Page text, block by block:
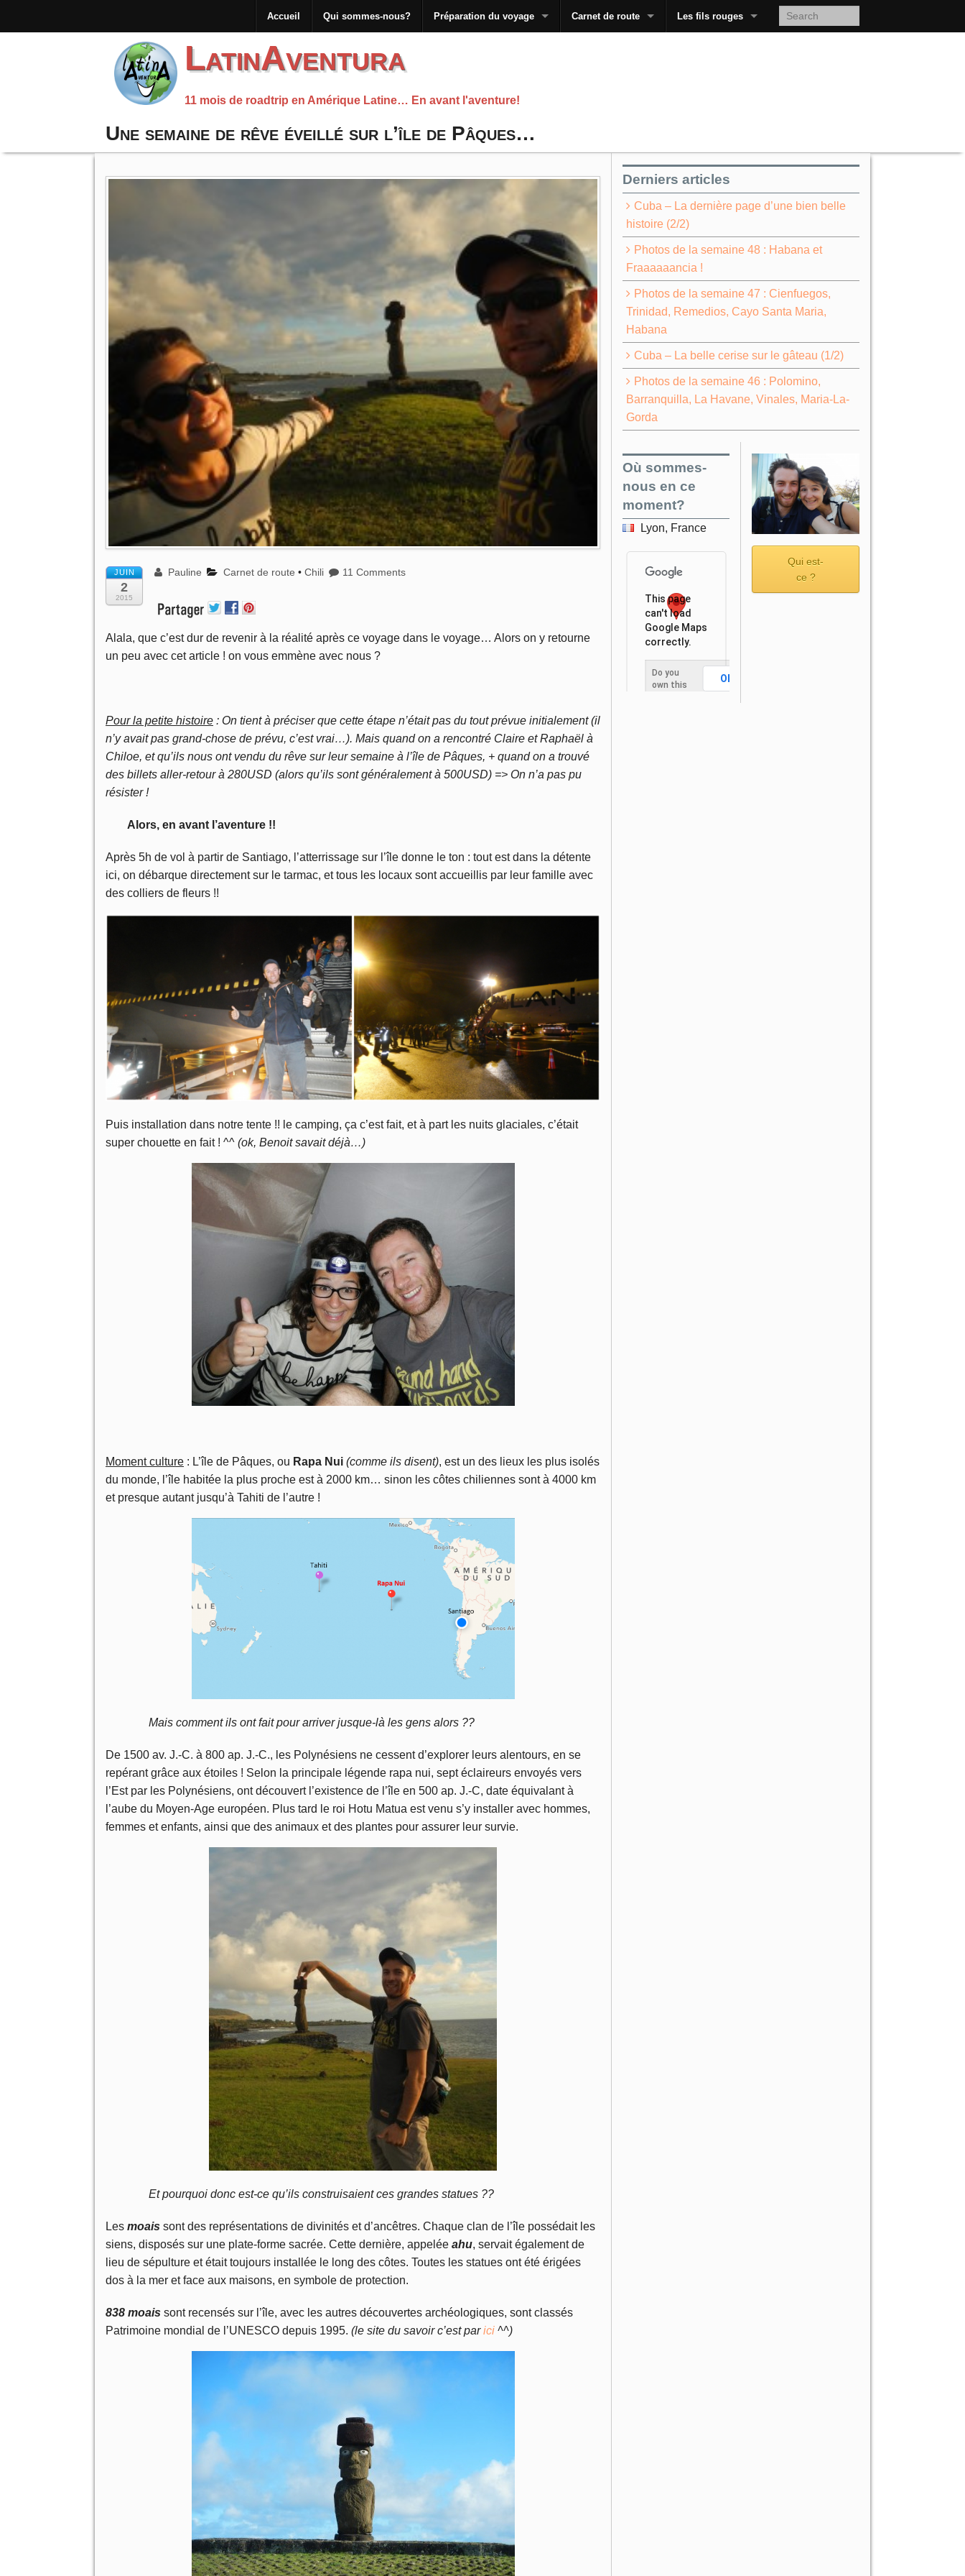
Accueil Qui sommes-nous? Préparation du voyage Carnet de route Les fils rouges
LatinAventura
11 mois de roadtrip en Amérique Latine… En avant l'aventure!
Une semaine de rêve éveillé sur l’île de Pâques…
JUIN
2
2015
Pauline Carnet de route •Chili 11 Comments
Alala, que c’est dur de revenir à la réalité après ce voyage dans le voyage… Alors on y retourne
un peu avec cet article ! on vous emmène avec nous ?
Pour la petite histoire : On tient à préciser que cette étape n’était pas du tout prévue initialement (il
n’y avait pas grand-chose de prévu, c’est vrai…). Mais quand on a rencontré Claire et Raphaël à
Chiloe, et qu’ils nous ont vendu du rêve sur leur semaine à l’île de Pâques, + quand on a trouvé
des billets aller-retour à 280USD (alors qu’ils sont généralement à 500USD) => On n’a pas pu
résister !
Alors, en avant l’aventure !!
Après 5h de vol à partir de Santiago, l’atterrissage sur l’île donne le ton : tout est dans la détente
ici, on débarque directement sur le tarmac, et tous les locaux sont accueillis par leur famille avec
des colliers de fleurs !!
Puis installation dans notre tente !! le camping, ça c’est fait, et à part les nuits glaciales, c’était
super chouette en fait ! ^^ (ok, Benoit savait déjà…)
Moment culture : L’île de Pâques, ou Rapa Nui (comme ils disent), est un des lieux les plus isolés
du monde, l’île habitée la plus proche est à 2000 km… sinon les côtes chiliennes sont à 4000 km
et presque autant jusqu’à Tahiti de l’autre !
Mais comment ils ont fait pour arriver jusque-là les gens alors ??
De 1500 av. J.-C. à 800 ap. J.-C., les Polynésiens ne cessent d’explorer leurs alentours, en se
repérant grâce aux étoiles ! Selon la principale légende rapa nui, sept éclaireurs envoyés vers
l’Est par les Polynésiens, ont découvert l’existence de l’île en 500 ap. J.-C, date équivalant à
l’aube du Moyen-Age européen. Plus tard le roi Hotu Matua est venu s’y installer avec hommes,
femmes et enfants, ainsi que des animaux et des plantes pour assurer leur survie.
Et pourquoi donc est-ce qu’ils construisaient ces grandes statues ??
Les moais sont des représentations de divinités et d’ancêtres. Chaque clan de l’île possédait les
siens, disposés sur une plate-forme sacrée. Cette dernière, appelée ahu, servait également de
lieu de sépulture et était toujours installée le long des côtes. Toutes les statues ont été érigées
dos à la mer et face aux maisons, en symbole de protection.
838 moais sont recensés sur l’île, avec les autres découvertes archéologiques, sont classés
Patrimoine mondial de l’UNESCO depuis 1995. (le site du savoir c’est parici ^^)
Derniers articles
Cuba – La dernière page d’une bien belle
histoire (2/2)
Photos de la semaine 48 : Habana et
Fraaaaaancia !
Photos de la semaine 47 : Cienfuegos,
Trinidad, Remedios, Cayo Santa Maria,
Habana
Cuba – La belle cerise sur le gâteau (1/2)
Photos de la semaine 46 : Polomino,
Barranquilla, La Havane, Vinales, Maria-La-
Gorda
Où sommes-
nous en ce
moment?
Lyon, France
This page
can't load
Google Maps
correctly.
Do you
own this
OK
Qui est-
ce ?